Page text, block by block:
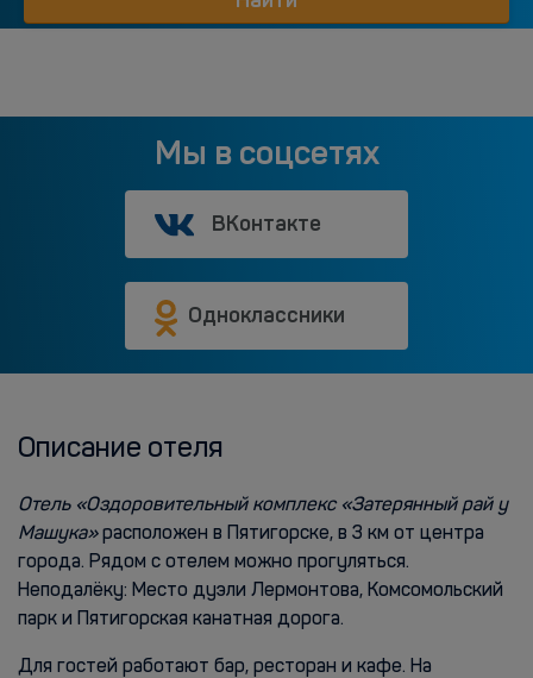
Мы в соцсетях
ВКонтакте
Одноклассники
Описание отеля
Отель «Оздоровительный комплекс «Затерянный рай у
Машука»расположен в Пятигорске, в 3 км от центра
города. Рядом с отелем можно прогуляться.
Неподалёку: Место дуэли Лермонтова, Комсомольский
парк и Пятигорская канатная дорога.
Для гостей работают бар, ресторан и кафе. На